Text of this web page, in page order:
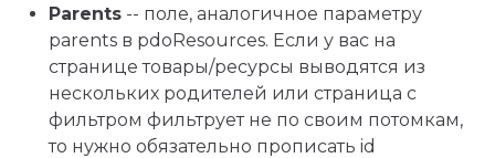
Parents -- поле, аналогичное параметру
parents в pdoResources. Если у вас на
странице товары/ресурсы выводятся из
нескольких родителей или страница с
фильтром фильтрует не по своим потомкам,
то нужно обязательно прописать id